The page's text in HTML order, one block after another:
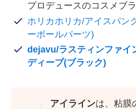
プロデュースのコスメブラ
ホリカホリカ/アイスパン
ーボールパーツ)
dejavu/ラスティンファイ
ディープ(ブラック)
アイラインは、粘膜